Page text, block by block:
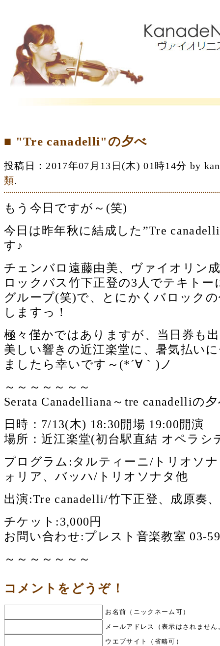
■ "Tre canadelli"の夕べ
投稿日：2017年07月13日(木) 01時14分 by
類.
もう今日ですが～(笑)
今日は昨年秋に結成した”Tre
す♪
チェンバロ遠藤由美、ヴァイオリン
ロックバス竹下正登の3人でテキト
グループ(笑)で、とにかくバロック
しますっ！
極々僅かではありますが、当日券も
美しい響きの近江楽堂に、暑気払い
ましたら幸いです～(*´∀｀)ノ
～～～～～～～
Serata Canadelliana～tre canadelliの
日時：7/13(木) 18:30開場 19:00開演
場所：近江楽堂(初台駅直結 オペラシ
プログラム:タルティーニ/トリオソ
ォリア、バッハ/トリオソナタ他
出演:Tre canadelli/竹下正登、成原奏
チケット:3,000円
お問い合わせ:プレスト音楽教室 03-
～～～～～～～
コメントをどうぞ！
お名前（ニックネーム可）
メールアドレス（表示はされませ
ウエブサイト（省略可）